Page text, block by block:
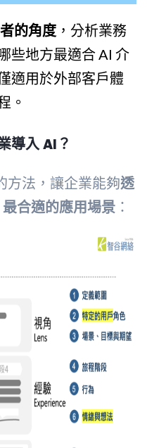
的角度 ，分析業務
些地方最適合 AI 介
適用於外部客戶體
。
導入 AI？
方法，讓企業能夠透
合適的應用場景 ：